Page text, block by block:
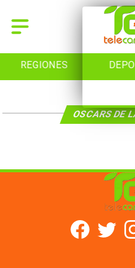
REGIONES
OSCARS DE